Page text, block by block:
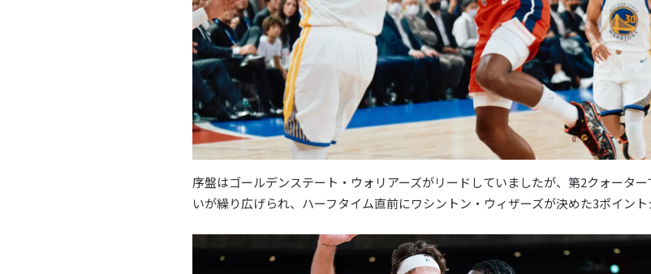
序盤はゴールデンステート・ウォリアーズがリードしていましたが、第2クォータ
いが繰り広げられ、ハーフタイム直前にワシントン・ウィザーズが決めた3ポイン